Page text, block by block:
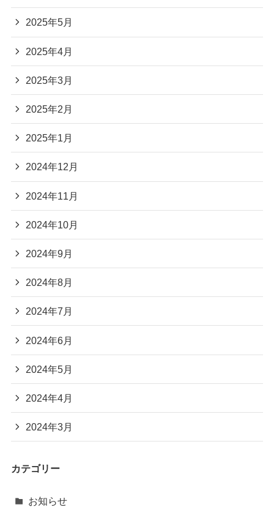
2025年5月
2025年4月
2025年3月
2025年2月
2025年1月
2024年12月
2024年11月
2024年10月
2024年9月
2024年8月
2024年7月
2024年6月
2024年5月
2024年4月
2024年3月
カテゴリー
お知らせ